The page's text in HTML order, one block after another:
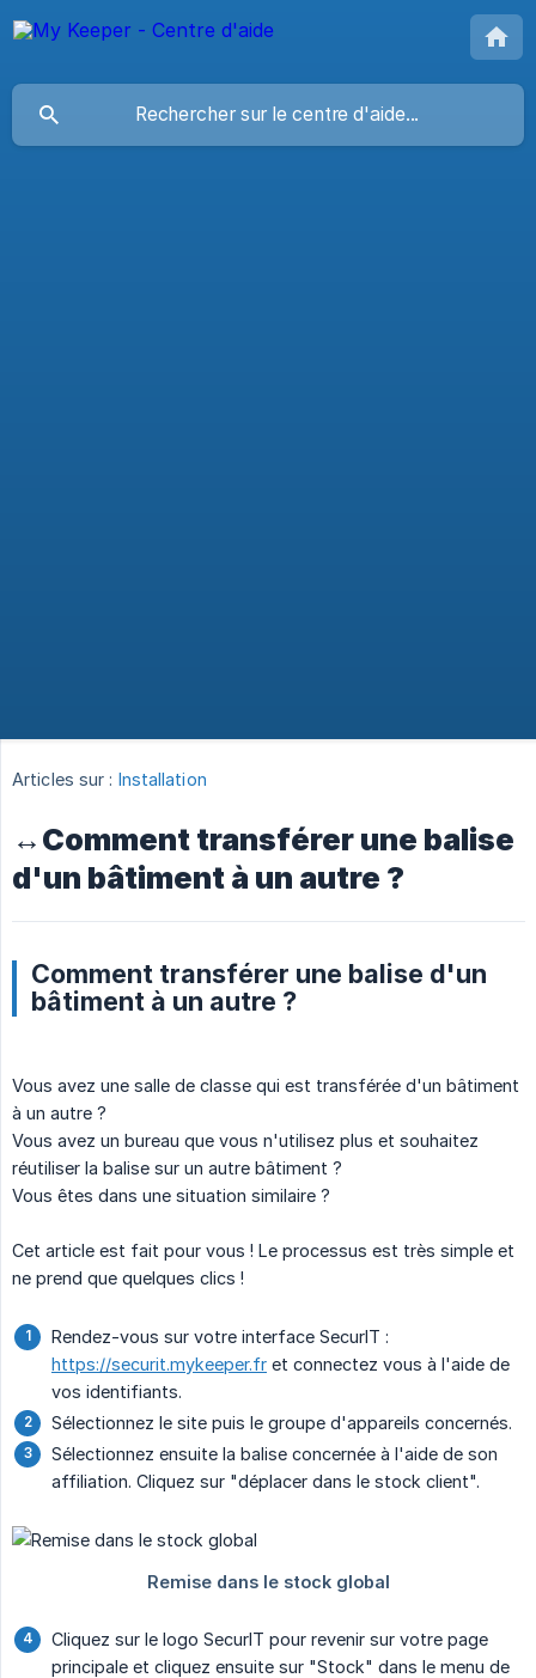
Articles sur : Installation
↔️Comment transférer une balise
d'un bâtiment à un autre ?
Comment transférer une balise d'un
bâtiment à un autre ?
Vous avez une salle de classe qui est transférée d'un bâtiment
à un autre ?
Vous avez un bureau que vous n'utilisez plus et souhaitez
réutiliser la balise sur un autre bâtiment ?
Vous êtes dans une situation similaire ?
Cet article est fait pour vous ! Le processus est très simple et
ne prend que quelques clics !
Rendez-vous sur votre interface SecurIT :
https://securit.mykeeper.fr et connectez vous à l'aide de
vos identifiants.
Sélectionnez le site puis le groupe d'appareils concernés.
Sélectionnez ensuite la balise concernée à l'aide de son
affiliation. Cliquez sur "déplacer dans le stock client".
Cliquez sur le logo SecurIT pour revenir sur votre page
principale et cliquez ensuite sur "Stock" dans le menu de